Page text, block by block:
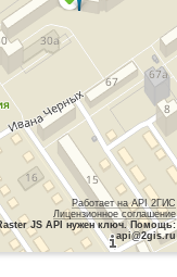
Работает на API 2ГИС
Лицензионное соглашение
JS API нужен ключ. Помощь:
api@2gis.ru